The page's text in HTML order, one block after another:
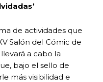
de actividades que
Salón del Cómic de
a cabo la
bajo el sello de
más visibilidad e